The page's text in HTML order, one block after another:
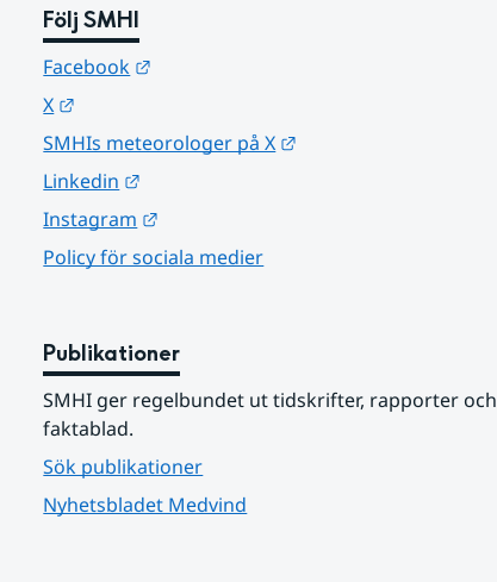
Följ SMHI
Facebook
X
SMHIs meteorologer på X
Linkedin
Instagram
Policy för sociala medier
Publikationer
SMHI ger regelbundet ut tidskrifter, rapporter och
faktablad.
Sök publikationer
Nyhetsbladet Medvind